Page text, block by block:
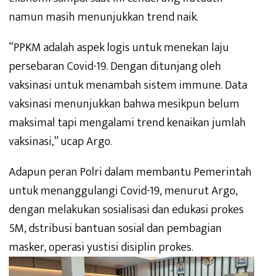
namun masih menunjukkan trend naik.
“PPKM adalah aspek logis untuk menekan laju
persebaran Covid-19. Dengan ditunjang oleh
vaksinasi untuk menambah sistem immune. Data
vaksinasi menunjukkan bahwa mesikpun belum
maksimal tapi mengalami trend kenaikan jumlah
vaksinasi,” ucap Argo.
Adapun peran Polri dalam membantu Pemerintah
untuk menanggulangi Covid-19, menurut Argo,
dengan melakukan sosialisasi dan edukasi prokes
5M, dstribusi bantuan sosial dan pembagian
masker, operasi yustisi disiplin prokes.